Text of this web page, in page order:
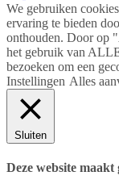
We gebruiken
ervaring te bieden
onthouden. Door op
het gebruik van
bezoeken om een
Instellingen Alles
Sluiten
Deze website